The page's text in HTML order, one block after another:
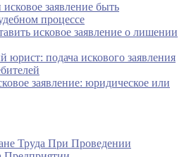
заявление быть
процессе
исковое заявление о лишении
подача искового заявления
заявление: юридическое или
Труда При Проведении